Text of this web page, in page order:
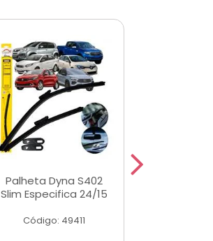
Palheta Dyna S402
Slim Especifica 24/15
Código: 49411